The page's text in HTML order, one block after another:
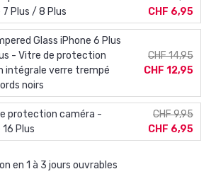
7 Plus / 8 Plus
CHF 6,95
Glass iPhone 6 Plus
- Vitre de protection
intégrale verre trempé
noirs
CHF 14,95
CHF 12,95
protection caméra -
Plus
CHF 9,95
CHF 6,95
en 1 à 3 jours ouvrables